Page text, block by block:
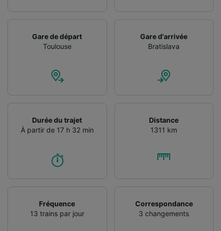
Gare de départ
Toulouse
Gare d'arrivée
Bratislava
Durée du trajet
À partir de 17 h 32 min
Distance
1311 km
Fréquence
13 trains par jour
Correspondance
3 changements
Utiliser des données de géolocalisation
caractéristiques de l’appareil pour
l’identification. Stocker et/ou accéder à des
contenu personnalisés, mesure de
performance des publicités et du contenu,
services.
Liste de nos partenaires (fournisseurs)